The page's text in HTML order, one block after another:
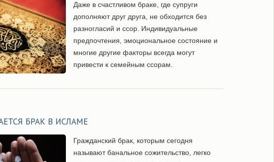
Даже в счастливом браке, где супруги
дополняют друг друга, не обходится без
разногласий и ссор. Индивидуальные
предпочтения, эмоциональное состояние и
многие другие факторы всегда могут
привести к семейным ссорам.
БРАК В ИСЛАМЕ
Гражданский брак, которым сегодня
называют банальное сожительство, легко